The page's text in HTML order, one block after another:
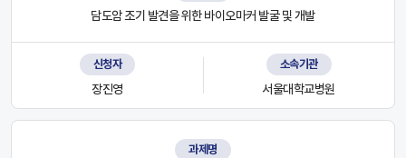
담도암 조기 발견을 위한 바이오마커 발굴 및 개발
신청자
장진영
소속기관
서울대학교병원
과제명